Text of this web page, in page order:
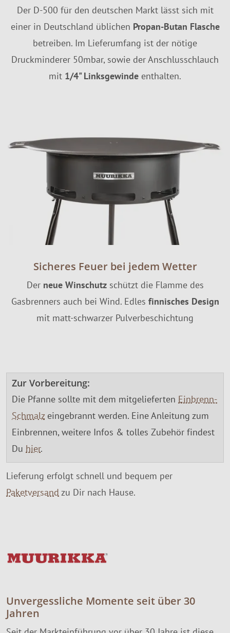
Der D-500 für den deutschen Markt lässt sich mit
einer in Deutschland üblichen Propan-Butan Flasche
betreiben. Im Lieferumfang ist der nötige
Druckminderer 50mbar, sowie der Anschlusschlauch
mit 1/4" Linksgewinde enthalten.
Sicheres Feuer bei jedem Wetter
Der neue Winschutzschützt die Flamme des
Gasbrenners auch bei Wind. Edles finnisches Design
mit matt-schwarzer Pulverbeschichtung
Zur Vorbereitung:
Die Pfanne sollte mit dem mitgelieferten Einbrenn-
Schmalz eingebrannt werden. Eine Anleitung zum
Einbrennen, weitere Infos & tolles Zubehör findest
Du hier.
Lieferung erfolgt schnell und bequem per
Paketversand zu Dir nach Hause.
Unvergessliche Momente seit über 30
Jahren